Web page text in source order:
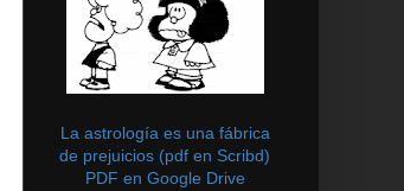
La astrología es una fábrica
de prejuicios (pdf en Scribd)
PDF en Google Drive